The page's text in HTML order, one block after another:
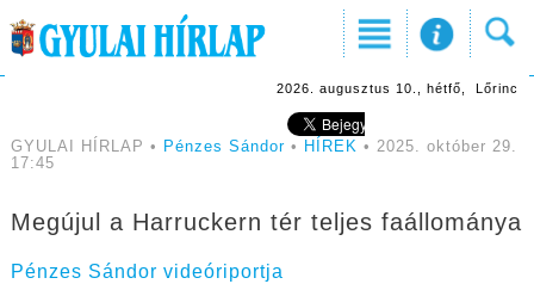
2026. augusztus 10., hétfő, Lőrinc
GYULAI HÍRLAP • Pénzes Sándor• HÍREK • 2025. október 29.
17:45
Megújul a Harruckern tér teljes faállománya
Pénzes Sándor videóriportja